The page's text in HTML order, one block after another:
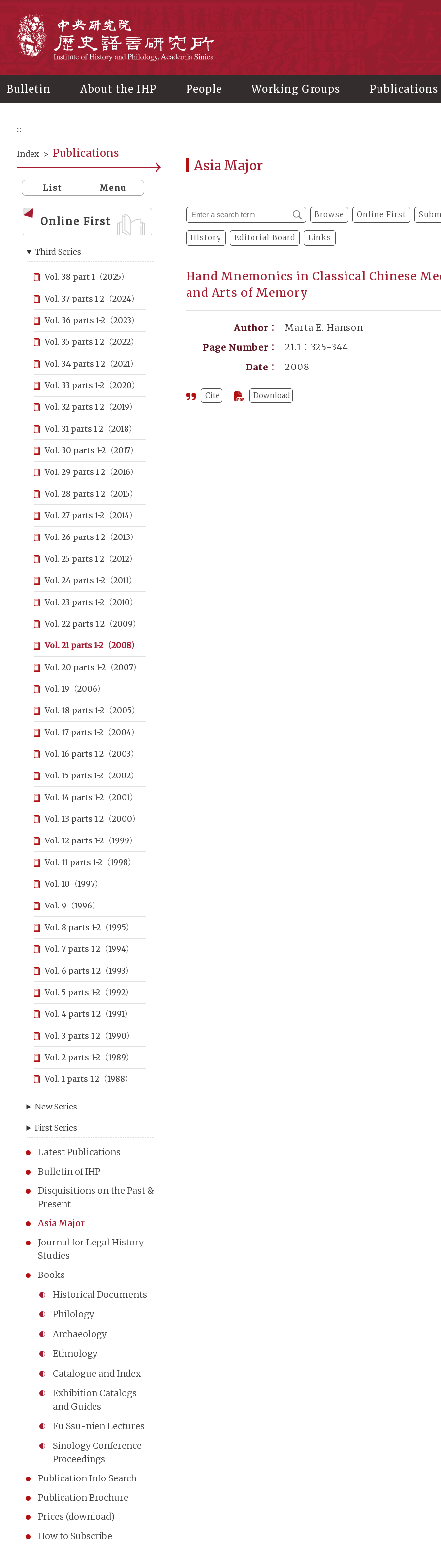
Bulletin About the IHP People Working Groups Publications
:::
Index > Publications
List Menu
Online First
Third Series
Vol. 38 part 1（2025）
Vol. 37 parts 1-2（2024）
Vol. 36 parts 1-2（2023）
Vol. 35 parts 1-2（2022）
Vol. 34 parts 1-2（2021）
Vol. 33 parts 1-2（2020）
Vol. 32 parts 1-2（2019）
Vol. 31 parts 1-2（2018）
Vol. 30 parts 1-2（2017）
Vol. 29 parts 1-2（2016）
Vol. 28 parts 1-2（2015）
Vol. 27 parts 1-2（2014）
Vol. 26 parts 1-2（2013）
Vol. 25 parts 1-2（2012）
Vol. 24 parts 1-2（2011）
Vol. 23 parts 1-2（2010）
Vol. 22 parts 1-2（2009）
Vol. 21 parts 1-2（2008）
Vol. 20 parts 1-2（2007）
Vol. 19（2006）
Vol. 18 parts 1-2（2005）
Vol. 17 parts 1-2（2004）
Vol. 16 parts 1-2（2003）
Vol. 15 parts 1-2（2002）
Vol. 14 parts 1-2（2001）
Vol. 13 parts 1-2（2000）
Vol. 12 parts 1-2（1999）
Vol. 11 parts 1-2（1998）
Vol. 10（1997）
Vol. 9（1996）
Vol. 8 parts 1-2（1995）
Vol. 7 parts 1-2（1994）
Vol. 6 parts 1-2（1993）
Vol. 5 parts 1-2（1992）
Vol. 4 parts 1-2（1991）
Vol. 3 parts 1-2（1990）
Vol. 2 parts 1-2（1989）
Vol. 1 parts 1-2（1988）
New Series
First Series
Latest Publications
Bulletin of IHP
Disquisitions on the Past &
Present
Asia Major
Journal for Legal History
Studies
Books
Historical Documents
Philology
Archaeology
Ethnology
Catalogue and Index
Exhibition Catalogs
and Guides
Fu Ssu-nien Lectures
Sinology Conference
Proceedings
Publication Info Search
Publication Brochure
Prices (download)
How to Subscribe
Asia Major
Browse Online First
History Editorial Board Links
Hand Mnemonics in Classical Chinese
and Arts of Memory
Author：
Marta E. Hanson
Page Number：
21.1：325-344
Date：
2008
Cite Download